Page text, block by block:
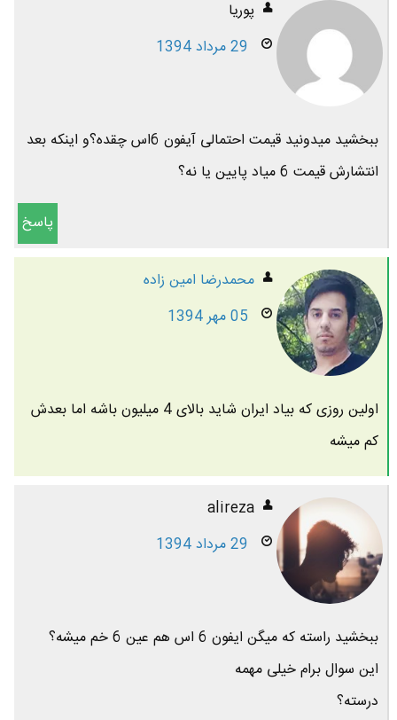
پوریا
29 مرداد 1394
ببخشید میدونید قیمت احتمالی آیفون 6اس چقده؟و اینکه بعد
انتشارش قیمت 6 میاد پایین یا نه؟
پاسخ
محمدرضا امين زاده
05 مهر 1394
اولین روزی که بیاد ایران شاید بالای 4 میلیون باشه اما بعدش
کم میشه
alireza
29 مرداد 1394
ببخشید راسته که میگن ایفون 6 اس هم عین 6 خم میشه؟
این سوال برام خیلی مهمه
درسته؟